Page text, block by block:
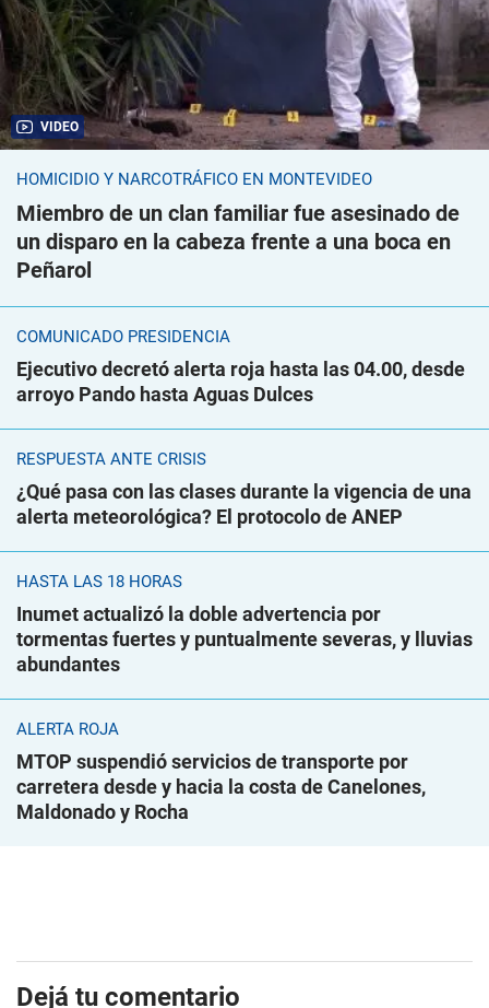
VIDEO
HOMICIDIO Y NARCOTRÁFICO EN MONTEVIDEO
Miembro de un clan familiar fue asesinado de
un disparo en la cabeza frente a una boca en
Peñarol
COMUNICADO PRESIDENCIA
Ejecutivo decretó alerta roja hasta las 04.00, desde
arroyo Pando hasta Aguas Dulces
RESPUESTA ANTE CRISIS
¿Qué pasa con las clases durante la vigencia de una
alerta meteorológica? El protocolo de ANEP
HASTA LAS 18 HORAS
Inumet actualizó la doble advertencia por
tormentas fuertes y puntualmente severas, y lluvias
abundantes
ALERTA ROJA
MTOP suspendió servicios de transporte por
carretera desde y hacia la costa de Canelones,
Maldonado y Rocha
Dejá tu comentario